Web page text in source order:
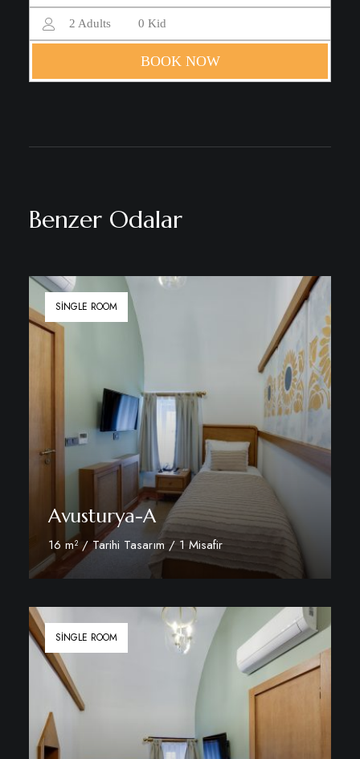
2 Adults 0 Kid
BOOK NOW
Benzer Odalar
SINGLE ROOM
Avusturya-A
16 m² / Tarihi Tasarım / 1 Misafir
SINGLE ROOM